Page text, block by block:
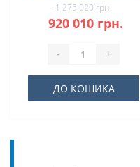
1 275 020 грн.
920 010 грн.
- +
ДО КОШИКА